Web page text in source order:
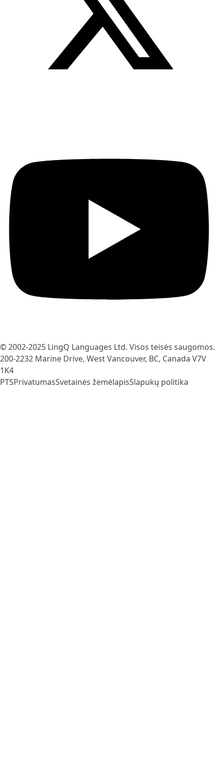
© 2002-2025 LingQ Languages Ltd. Visos teisės saugomos.
200-2232 Marine Drive, West Vancouver, BC, Canada V7V
1K4
PTSPrivatumasSvetainės žemėlapisSlapukų politika